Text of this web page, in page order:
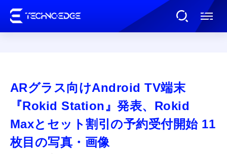
AI
ガジェット
ARグラス向けAndroid TV端末
『Rokid Station』発表、Rokid
Maxとセット割引の予約受付開始 11
枚目の写真・画像